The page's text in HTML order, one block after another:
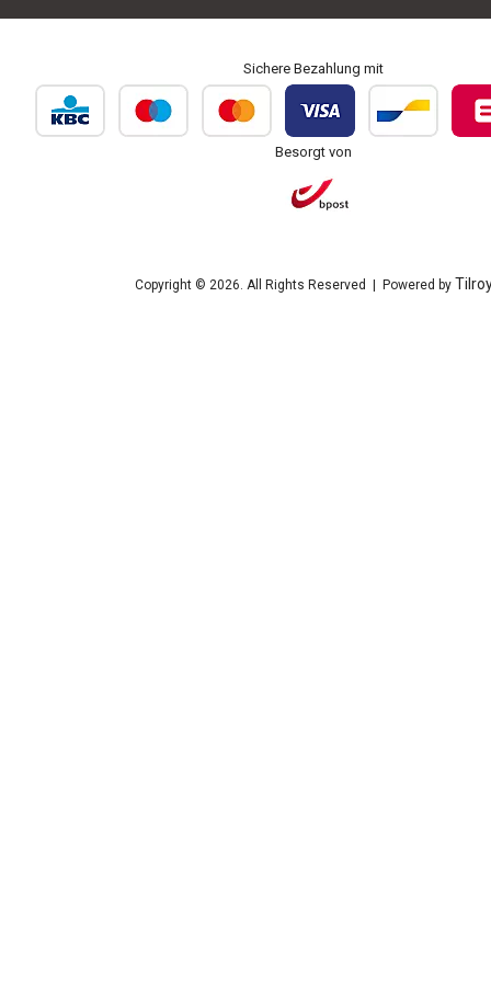
Sichere Bezahlung mit
Besorgt von
Copyright © 2026. All Rights Reserved | Powered by